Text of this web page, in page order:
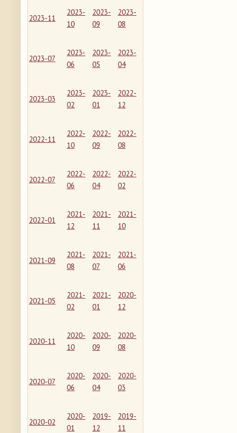
2023-11
2023-
10
2023-
09
2023-
08
2023-07
2023-
06
2023-
05
2023-
04
2023-03
2023-
02
2023-
01
2022-
12
2022-11
2022-
10
2022-
09
2022-
08
2022-07
2022-
06
2022-
04
2022-
02
2022-01
2021-
12
2021-
11
2021-
10
2021-09
2021-
08
2021-
07
2021-
06
2021-05
2021-
02
2021-
01
2020-
12
2020-11
2020-
10
2020-
09
2020-
08
2020-07
2020-
06
2020-
04
2020-
03
2020-02
2020-
01
2019-
12
2019-
11